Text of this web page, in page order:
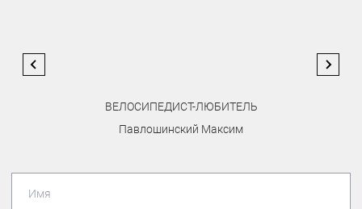
ВЕЛОСИПЕДИСТ-ЛЮБИТЕЛЬ
Павлошинский Максим